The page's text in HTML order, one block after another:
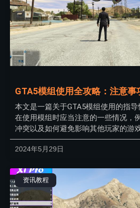
GTA5模组使用全攻略：注意
本文是一篇关于GTA5模组使用的指
在使用模组时应当注意的一些情况，
冲突以及如何避免影响其他玩家的游
2024年5月29日
资讯教程